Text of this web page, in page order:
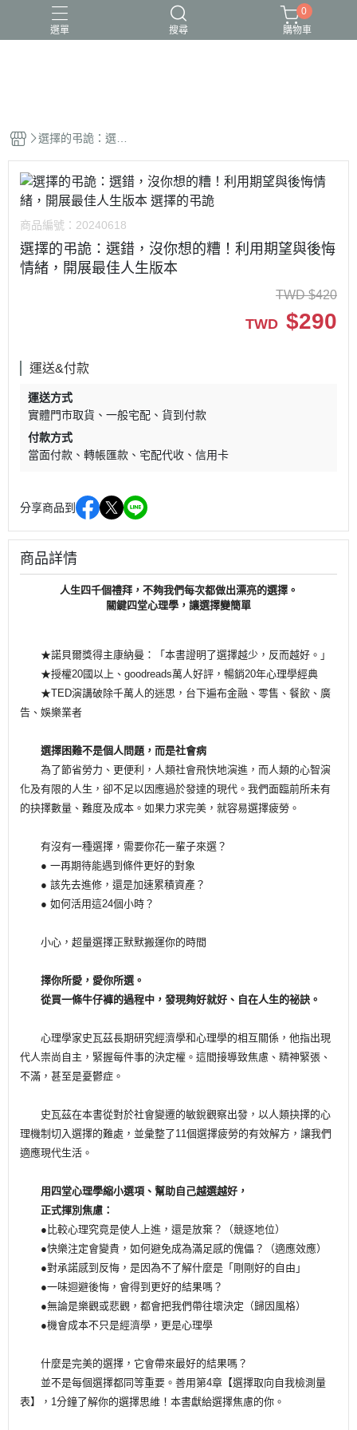
選單 搜尋
0
購物車
選擇的弔詭：選
利用期望與後悔情
版本
商品編號： 20240618
選擇的弔詭：選錯，沒你想的糟！利用期望與後悔
情緒，開展最佳人生版本
TWD $420
TWD $290
運送&付款
運送方式
實體門市取貨
一般宅配
貨到付款
付款方式
當面付款
轉帳匯款 宅配代收 信用卡
分享商品到
商品詳情
人生四千個禮拜，不夠我們每次都做出漂亮的選擇。
關鍵四堂心理學，讓選擇變簡單
★諾貝爾獎得主康納曼：「本書證明了選擇越少，反而越好。」
★授權20國以上、goodreads萬人好評，暢銷20年心理學經典
★TED演講破除千萬人的迷思，台下遍布金融、零售、餐飲、廣
告、娛樂業者
選擇困難不是個人問題，而是社會病
為了節省勞力、更便利，人類社會飛快地演進，而人類的心智演
化及有限的人生，卻不足以因應過於發達的現代。我們面臨前所未有
的抉擇數量、難度及成本。如果力求完美，就容易選擇疲勞。
有沒有一種選擇，需要你花一輩子來選？
● 一再期待能遇到條件更好的對象
● 該先去進修，還是加速累積資產？
● 如何活用這24個小時？
小心，超量選擇正默默搬運你的時間
擇你所愛，愛你所選。
從買一條牛仔褲的過程中，發現夠好就好、自在人生的祕訣。
心理學家史瓦茲長期研究經濟學和心理學的相互關係，他指出現
代人崇尚自主，緊握每件事的決定權。這間接導致焦慮、精神緊張、
不滿，甚至是憂鬱症。
史瓦茲在本書從對於社會變遷的敏銳觀察出發，以人類抉擇的心
理機制切入選擇的難處，並彙整了11個選擇疲勞的有效解方，讓我們
適應現代生活。
用四堂心理學縮小選項、幫助自己越選越好，
正式揮別焦慮：
●比較心理究竟是使人上進，還是放棄？（競逐地位）
●快樂注定會變貴，如何避免成為滿足感的傀儡？（適應效應）
●對承諾感到反悔，是因為不了解什麼是「剛剛好的自由」
●一味迴避後悔，會得到更好的結果嗎？
●無論是樂觀或悲觀，都會把我們帶往壞決定（歸因風格）
●機會成本不只是經濟學，更是心理學
什麼是完美的選擇，它會帶來最好的結果嗎？
並不是每個選擇都同等重要。善用第4章【選擇取向自我檢測量
表】，1分鐘了解你的選擇思維！本書獻給選擇焦慮的你。